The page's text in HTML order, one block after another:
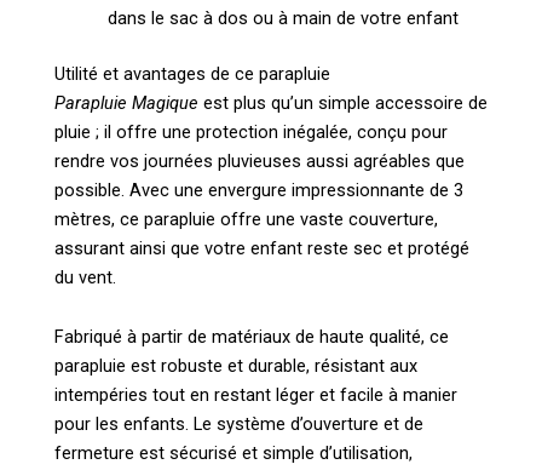
dans le sac à dos ou à main de votre enfant
Utilité et avantages de ce parapluie
Parapluie Magique est plus qu’un simple accessoire de
pluie ; il offre une protection inégalée, conçu pour
rendre vos journées pluvieuses aussi agréables que
possible. Avec une envergure impressionnante de 3
mètres, ce parapluie offre une vaste couverture,
assurant ainsi que votre enfant reste sec et protégé
du vent.
Fabriqué à partir de matériaux de haute qualité, ce
parapluie est robuste et durable, résistant aux
intempéries tout en restant léger et facile à manier
pour les enfants. Le système d’ouverture et de
fermeture est sécurisé et simple d’utilisation,